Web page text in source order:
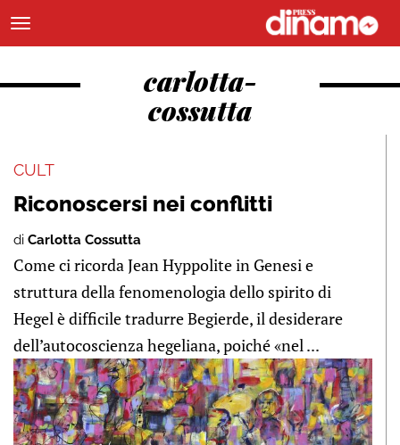
carlotta-
cossutta
CULT
Riconoscersi nei conflitti
di Carlotta Cossutta
Come ci ricorda Jean Hyppolite in Genesi e
struttura della fenomenologia dello spirito di
Hegel è difficile tradurre Begierde, il desiderare
dell’autocoscienza hegeliana, poiché «nel ...